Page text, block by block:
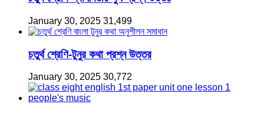
January 30, 2025 31,499
চতুর্থ শ্রেণি-টুনুর কথা প্রশ্ন উত্তর
January 30, 2025 30,772